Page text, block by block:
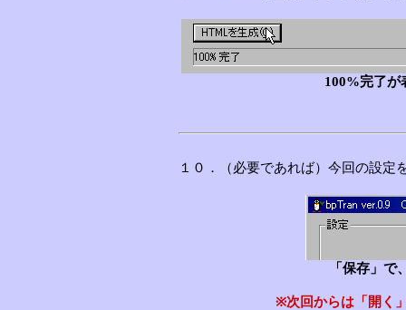
100%完了が
１０．（必要であれば）今回の設定
「保存」で
※次回からは「開く